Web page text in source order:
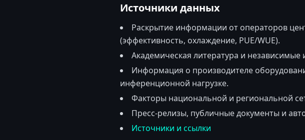
Источники данных
Раскрытие информации от операторов
(эффективность, охлаждение, PUE/WUE).
Академическая литература и
Информация о производителе
инференционной нагрузке.
Факторы национальной и региональной
Пресс-релизы, публичные документы и
Источники и ссылки